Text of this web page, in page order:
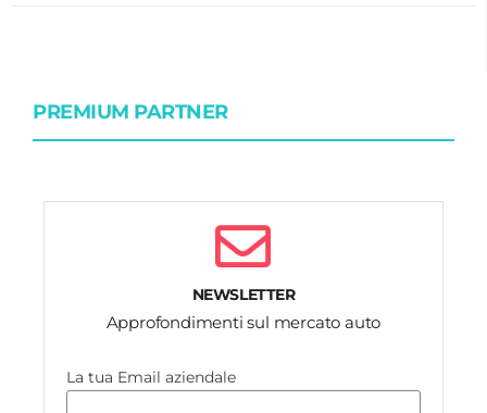
PREMIUM PARTNER
NEWSLETTER
Approfondimenti sul mercato auto
La tua Email aziendale